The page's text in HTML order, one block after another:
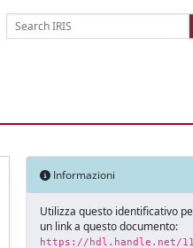
Informazioni
Utilizza questo identificativo
un link a questo documento:
https://hdl.handle.net/